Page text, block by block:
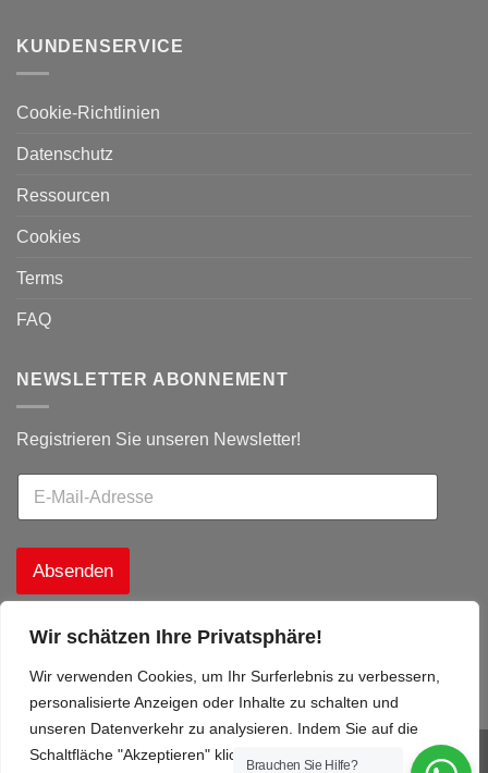
Wir schätzen Ihre Privatsphäre!
Wir verwenden Cookies, um Ihr Surferlebnis zu verbessern,
personalisierte Anzeigen oder Inhalte zu schalten und
unseren Datenverkehr zu analysieren. Indem Sie auf die
Schaltfläche "Akzeptieren" klicken, stimmen Sie der
KUNDENSERVICE
Cookie-Richtlinien
Datenschutz
Ressourcen
Cookies
Terms
FAQ
NEWSLETTER ABONNEMENT
Registrieren Sie unseren Newsletter!
Absenden
Brauchen Sie Hilfe?